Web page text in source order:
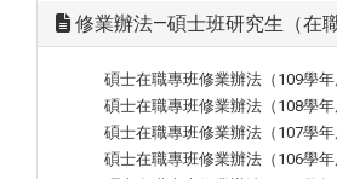
修業辦法—碩士班研究生（在
碩士在職專班修業辦法（109學年
碩士在職專班修業辦法（108學年
碩士在職專班修業辦法（107學年
碩士在職專班修業辦法（106學年